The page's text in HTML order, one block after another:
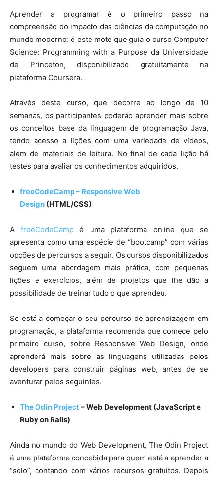
Aprender a programar é o primeiro passo na
compreensão do impacto das ciências da computação no
mundo moderno: é este mote que guia o curso Computer
Science: Programming with a Purpose da Universidade
de Princeton, disponibilizado gratuitamente na
plataforma Coursera.
Através deste curso, que decorre ao longo de 10
semanas, os participantes poderão aprender mais sobre
os conceitos base da linguagem de programação Java,
tendo acesso a lições com uma variedade de vídeos,
além de materiais de leitura. No final de cada lição há
testes para avaliar os conhecimentos adquiridos.
freeCodeCamp – Responsive Web
Design (HTML/CSS)
A freeCodeCampé uma plataforma online que se
apresenta como uma espécie de “bootcamp” com várias
opções de percursos a seguir. Os cursos disponibilizados
seguem uma abordagem mais prática, com pequenas
lições e exercícios, além de projetos que lhe dão a
possibilidade de treinar tudo o que aprendeu.
Se está a começar o seu percurso de aprendizagem em
programação, a plataforma recomenda que comece pelo
primeiro curso, sobre Responsive Web Design, onde
aprenderá mais sobre as linguagens utilizadas pelos
developers para construir páginas web, antes de se
aventurar pelos seguintes.
The Odin Project– Web Development (JavaScript e
Ruby on Rails)
Ainda no mundo do Web Development, The Odin Project
é uma plataforma concebida para quem está a aprender a
“solo”, contando com vários recursos gratuitos. Depois